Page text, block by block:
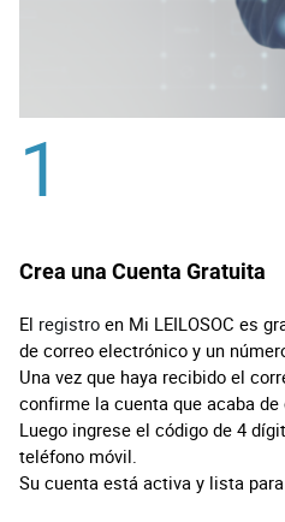
1
Crea una Cuenta Gratuita
El registro en Mi LEILOSOC es
de correo electrónico y un
Una vez que haya recibido el
confirme la cuenta que acaba de
Luego ingrese el código de 4
teléfono móvil.
Su cuenta está activa y lista